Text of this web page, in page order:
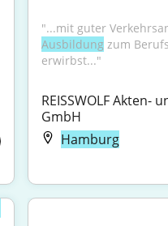
"...mit guter
Ausbildung zum
erwirbst..."
REISSWOLF Akten-
GmbH
Hamburg